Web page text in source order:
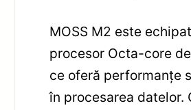
MOSS M2 este
procesor Octa-core de
ce oferă performanțe
în procesarea datelor.